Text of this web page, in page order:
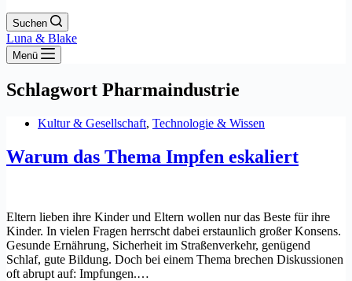
Suchen
Luna & Blake
Menü
Schlagwort Pharmaindustrie
Kultur & Gesellschaft, Technologie & Wissen
Warum das Thema Impfen eskaliert
Eltern lieben ihre Kinder und Eltern wollen nur das Beste für ihre
Kinder. In vielen Fragen herrscht dabei erstaunlich großer Konsens.
Gesunde Ernährung, Sicherheit im Straßenverkehr, genügend
Schlaf, gute Bildung. Doch bei einem Thema brechen Diskussionen
oft abrupt auf: Impfungen.…